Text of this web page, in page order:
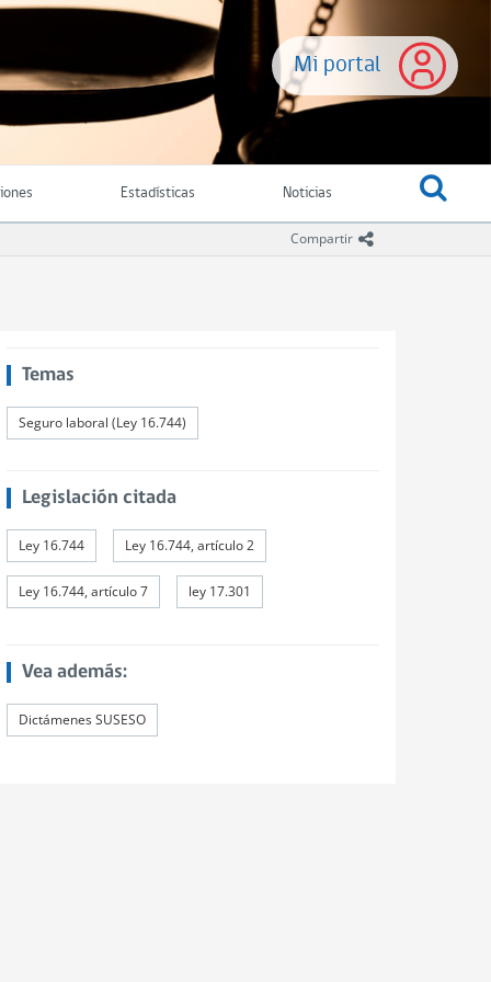
Mi portal
Estadísticas Noticias
Compartir icono compartir
Temas
Seguro laboral (Ley 16.744)
Legislación citada
Ley 16.744 Ley 16.744, artículo 2
Ley 16.744, artículo 7 ley 17.301
Vea además:
Dictámenes SUSESO